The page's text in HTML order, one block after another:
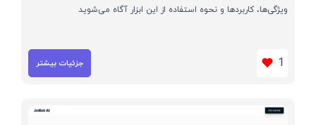
ویژگی‌ها، کاربردها و نحوه استفاده از این ابزار آگاه می‌شوید
1 جزئیات بیشتر